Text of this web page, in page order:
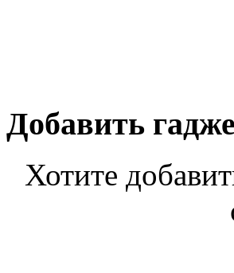
Добавить
Хотите